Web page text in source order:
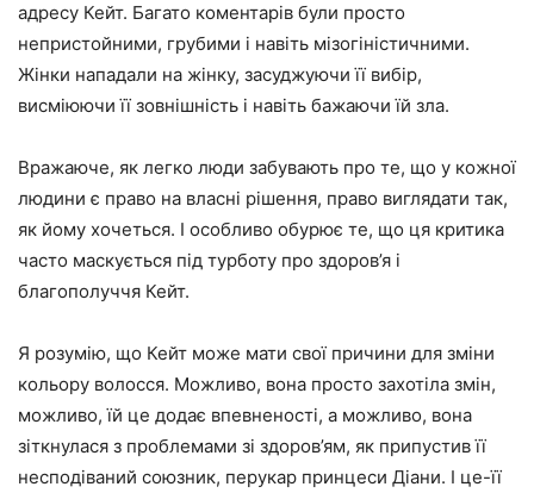
адресу Кейт. Багато коментарів були просто
непристойними, грубими і навіть мізогіністичними.
Жінки нападали на жінку, засуджуючи її вибір,
висміюючи її зовнішність і навіть бажаючи їй зла.
Вражаюче, як легко люди забувають про те, що у кожної
людини є право на власні рішення, право виглядати так,
як йому хочеться. І особливо обурює те, що ця критика
часто маскується під турботу про здоров’я і
благополуччя Кейт.
Я розумію, що Кейт може мати свої причини для зміни
кольору волосся. Можливо, вона просто захотіла змін,
можливо, їй це додає впевненості, а можливо, вона
зіткнулася з проблемами зі здоров’ям, як припустив її
несподіваний союзник, перукар принцеси Діани. І це-її